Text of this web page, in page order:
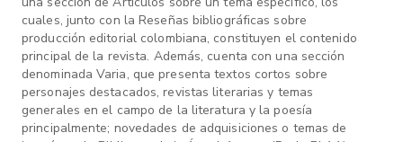
cuales, junto con la Reseñas bibliográficas sobre
producción editorial colombiana, constituyen el contenido
principal de la revista. Además, cuenta con una sección
denominada Varia, que presenta textos cortos sobre
personajes destacados, revistas literarias y temas
generales en el campo de la literatura y la poesía
principalmente; novedades de adquisiciones o temas de